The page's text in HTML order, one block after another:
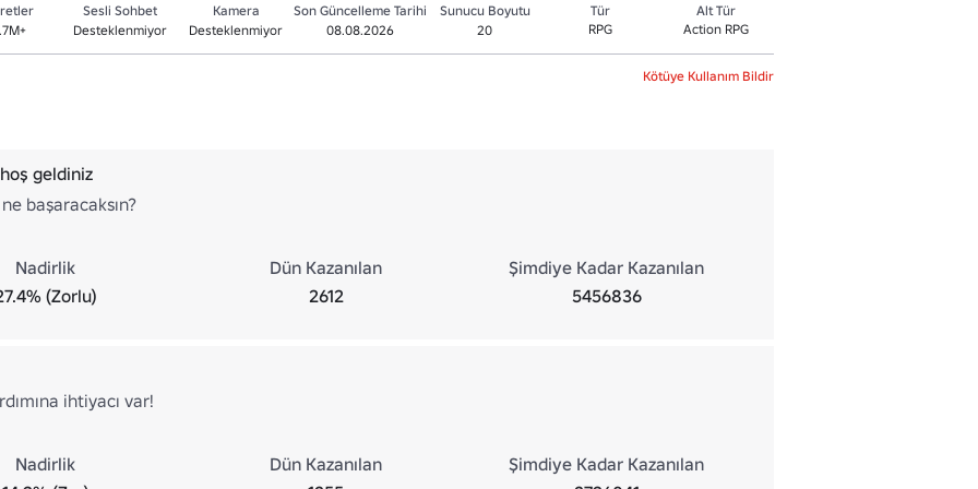
Sesli Sohbet
Desteklenmiyor
Kamera
Desteklenmiyor
Son Güncelleme Tarihi
08.08.2026
Sunucu Boyutu
20
Tür
RPG
Alt Tür
Action RPG
Kötüye Kullanım Bildir
geldiniz
başaracaksın?
Nadirlik
(Zorlu)
Dün Kazanılan
2612
Şimdiye Kadar Kazanılan
5456836
ihtiyacı var!
Nadirlik
Dün Kazanılan
Şimdiye Kadar Kazanılan